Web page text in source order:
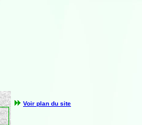
Voir plan du site